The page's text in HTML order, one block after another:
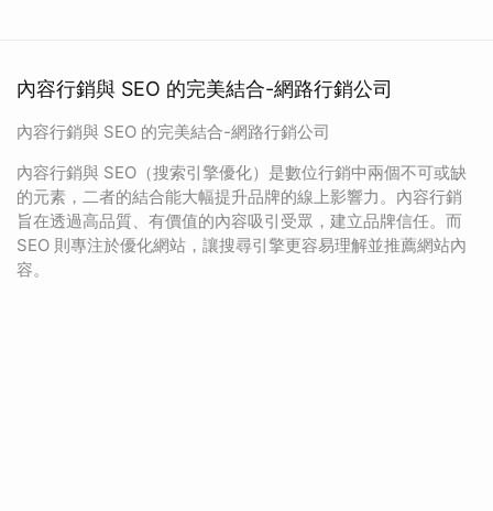
內容行銷與 SEO 的完美結合-網路行銷公司
內容行銷與 SEO 的完美結合-網路行銷公司
內容行銷與 SEO（搜索引擎優化）是數位行銷中兩個不可或缺
的元素，二者的結合能大幅提升品牌的線上影響力。內容行銷
旨在透過高品質、有價值的內容吸引受眾，建立品牌信任。而
SEO 則專注於優化網站，讓搜尋引擎更容易理解並推薦網站內
容。